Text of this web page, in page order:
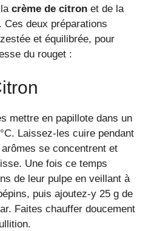
crème de citron et de la
. Ces deux préparations
et équilibrée, pour
du rouget :
mettre en papillote dans un
Laissez-les cuire pendant
se concentrent et
Une fois ce temps
de leur pulpe en veillant à
puis ajoutez-y 25 g de
Faites chauffer doucement